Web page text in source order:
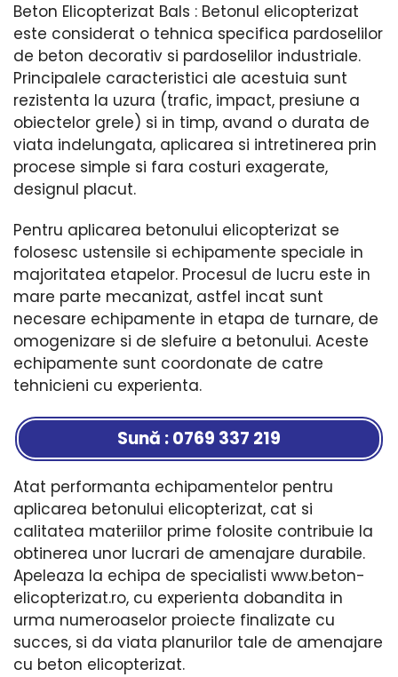
Beton Elicopterizat Bals : Betonul elicopterizat
este considerat o tehnica specifica pardoselilor
de beton decorativ si pardoselilor industriale.
Principalele caracteristici ale acestuia sunt
rezistenta la uzura (trafic, impact, presiune a
obiectelor grele) si in timp, avand o durata de
viata indelungata, aplicarea si intretinerea prin
procese simple si fara costuri exagerate,
designul placut.
Pentru aplicarea betonului elicopterizat se
folosesc ustensile si echipamente speciale in
majoritatea etapelor. Procesul de lucru este in
mare parte mecanizat, astfel incat sunt
necesare echipamente in etapa de turnare, de
omogenizare si de slefuire a betonului. Aceste
echipamente sunt coordonate de catre
tehnicieni cu experienta.
Sună : 0769 337 219
Atat performanta echipamentelor pentru
aplicarea betonului elicopterizat, cat si
calitatea materiilor prime folosite contribuie la
obtinerea unor lucrari de amenajare durabile.
Apeleaza la echipa de specialisti www.beton-
elicopterizat.ro, cu experienta dobandita in
urma numeroaselor proiecte finalizate cu
succes, si da viata planurilor tale de amenajare
cu beton elicopterizat.